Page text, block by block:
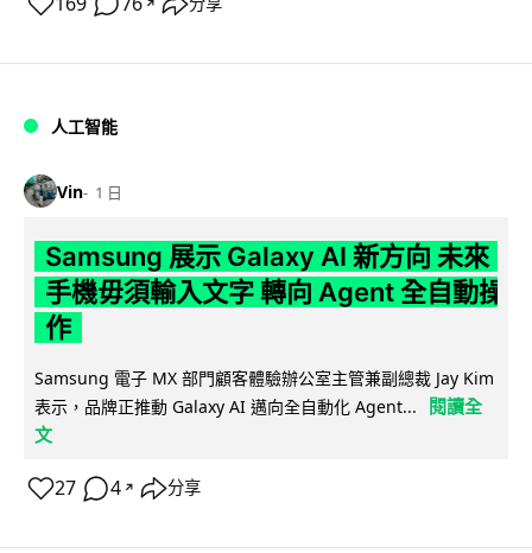
↗
人工智能
Vin 1 日
Samsung 展示 Galaxy AI 新方向 未來
手機毋須輸入文字 轉向 Agent 全自動操
作
Samsung 電子 MX 部門顧客體驗辦公室主管兼副總裁 Jay Kim
表示，品牌正推動 Galaxy AI 邁向全自動化 Agent...
閱讀全
文
27 4 ↗ 分享